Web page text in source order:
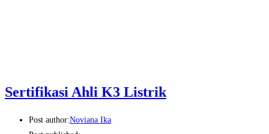
Sertifikasi Ahli K3 Listrik
Post author:Noviana Ika